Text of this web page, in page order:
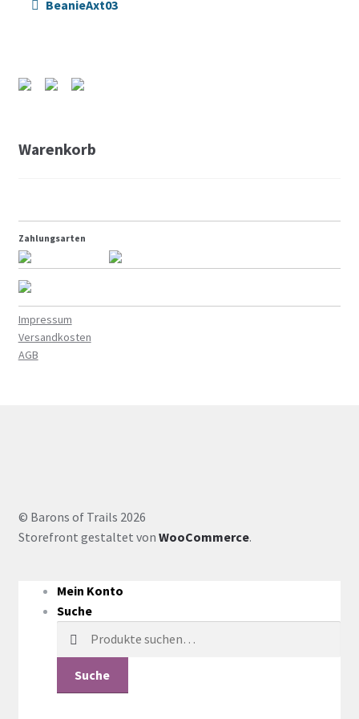
2016
BeanieAxt03
Warenkorb
Zahlungsarten
Impressum
Versandkosten
AGB
© Barons of Trails 2026
Storefront gestaltet von WooCommerce.
Mein Konto
Suche
Suche